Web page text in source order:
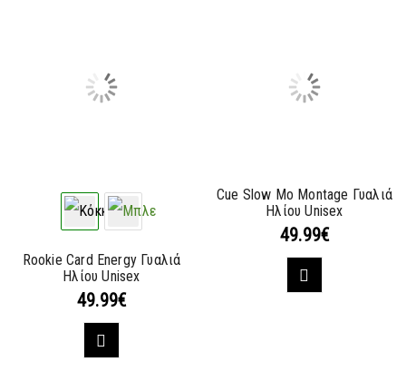
Rookie Card Energy Γυαλιά
Ηλίου Unisex
49.99€
Cue Slow Mo Montage Γυαλιά
Ηλίου Unisex
49.99€